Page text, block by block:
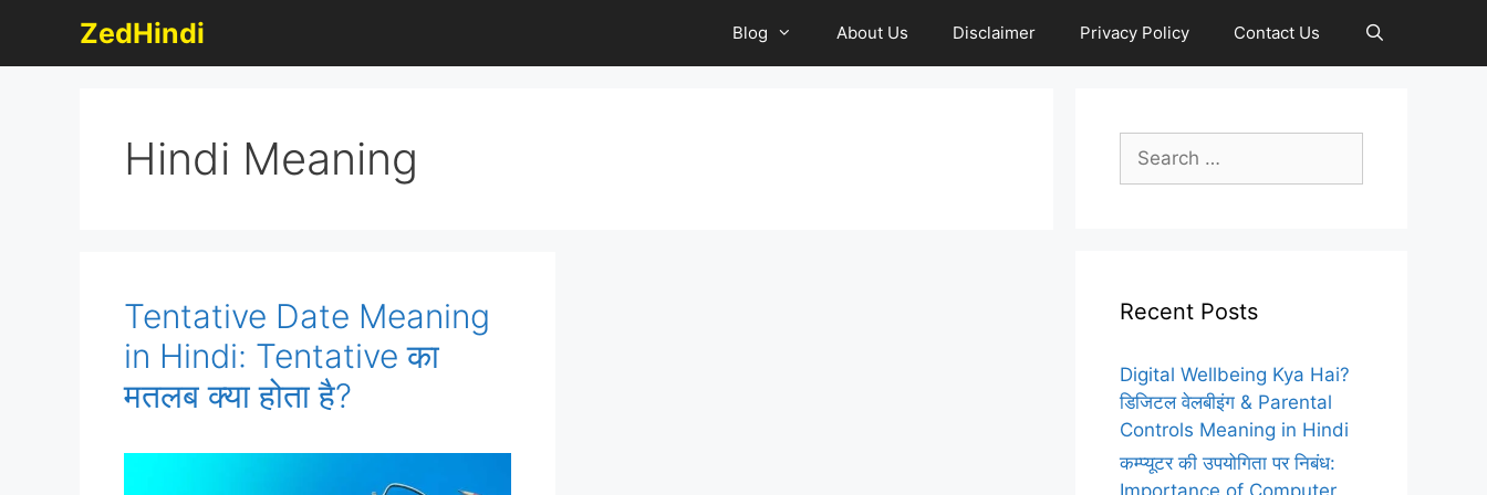
content
ZedHindi Blog About Us Disclaimer Privacy Policy Contact Us
Hindi Meaning
Tentative Date Meaning
in Hindi: Tentative का
मतलब क्या होता है?
Search
for:
Recent Posts
Digital Wellbeing Kya Hai?
डिजिटल वेलबीइंग & Parental
Controls Meaning in Hindi
कम्प्यूटर की उपयोगिता पर निबंध:
Importance of Computer